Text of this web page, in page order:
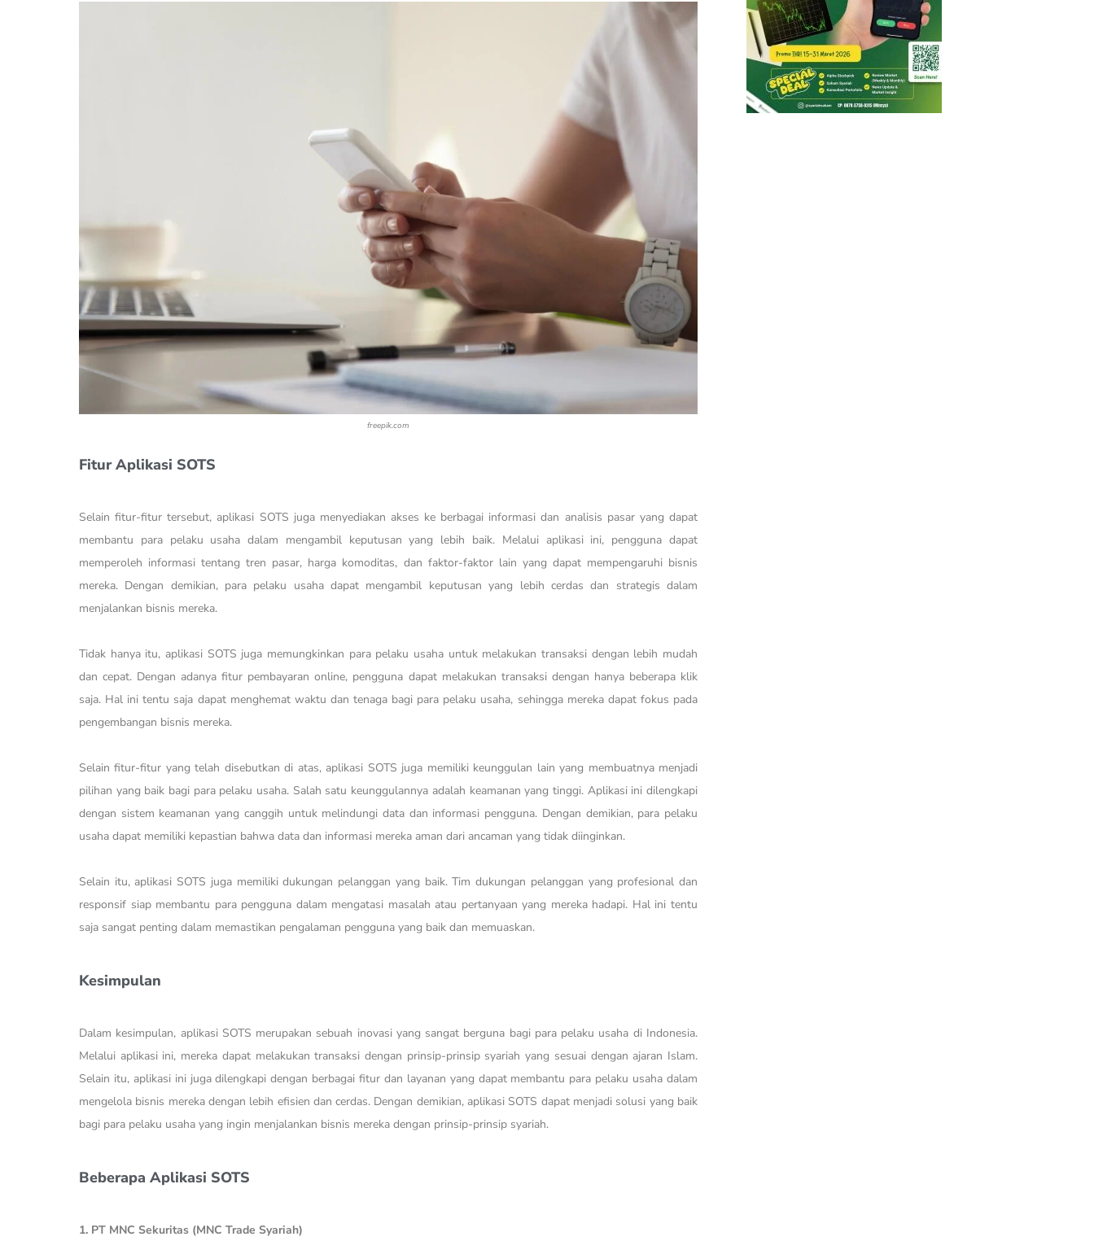
freepik.com
Fitur Aplikasi SOTS
Selain fitur-fitur tersebut, aplikasi SOTS juga menyediakan akses ke berbagai informasi dan analisis pasar yang dapat
membantu para pelaku usaha dalam mengambil keputusan yang lebih baik. Melalui aplikasi ini, pengguna dapat
memperoleh informasi tentang tren pasar, harga komoditas, dan faktor-faktor lain yang dapat mempengaruhi bisnis
mereka. Dengan demikian, para pelaku usaha dapat mengambil keputusan yang lebih cerdas dan strategis dalam
menjalankan bisnis mereka.
Tidak hanya itu, aplikasi SOTS juga memungkinkan para pelaku usaha untuk melakukan transaksi dengan lebih mudah
dan cepat. Dengan adanya fitur pembayaran online, pengguna dapat melakukan transaksi dengan hanya beberapa klik
saja. Hal ini tentu saja dapat menghemat waktu dan tenaga bagi para pelaku usaha, sehingga mereka dapat fokus pada
pengembangan bisnis mereka.
Selain fitur-fitur yang telah disebutkan di atas, aplikasi SOTS juga memiliki keunggulan lain yang membuatnya menjadi
pilihan yang baik bagi para pelaku usaha. Salah satu keunggulannya adalah keamanan yang tinggi. Aplikasi ini dilengkapi
dengan sistem keamanan yang canggih untuk melindungi data dan informasi pengguna. Dengan demikian, para pelaku
usaha dapat memiliki kepastian bahwa data dan informasi mereka aman dari ancaman yang tidak diinginkan.
Selain itu, aplikasi SOTS juga memiliki dukungan pelanggan yang baik. Tim dukungan pelanggan yang profesional dan
responsif siap membantu para pengguna dalam mengatasi masalah atau pertanyaan yang mereka hadapi. Hal ini tentu
saja sangat penting dalam memastikan pengalaman pengguna yang baik dan memuaskan.
Kesimpulan
Dalam kesimpulan, aplikasi SOTS merupakan sebuah inovasi yang sangat berguna bagi para pelaku usaha di Indonesia.
Melalui aplikasi ini, mereka dapat melakukan transaksi dengan prinsip-prinsip syariah yang sesuai dengan ajaran Islam.
Selain itu, aplikasi ini juga dilengkapi dengan berbagai fitur dan layanan yang dapat membantu para pelaku usaha dalam
mengelola bisnis mereka dengan lebih efisien dan cerdas. Dengan demikian, aplikasi SOTS dapat menjadi solusi yang baik
bagi para pelaku usaha yang ingin menjalankan bisnis mereka dengan prinsip-prinsip syariah.
Beberapa Aplikasi SOTS
1. PT MNC Sekuritas (MNC Trade Syariah)